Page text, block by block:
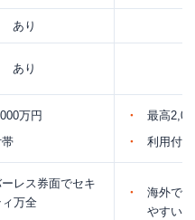
あり
あり
万円
最高
利用付帯
レス券面でセキ
万全
海外で
やすい